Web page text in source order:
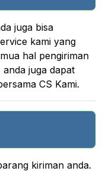
juga bisa
kami yang
hal pengiriman
juga dapat
CS Kami.
kiriman anda.